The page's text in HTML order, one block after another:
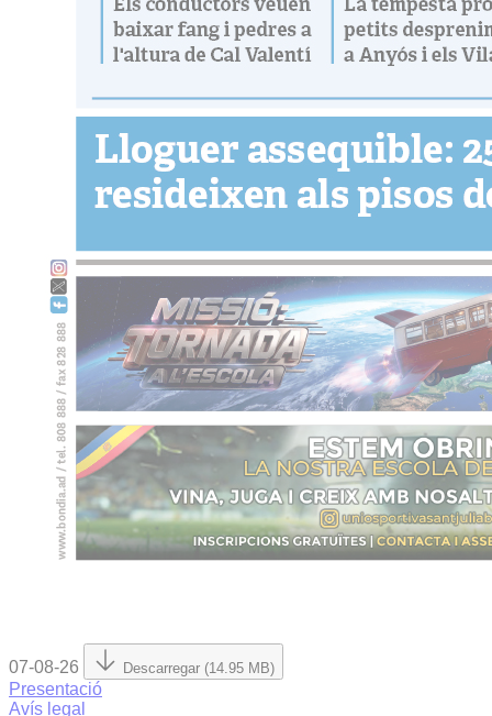
07-08-26 Descarregar (14.95 MB)
Presentació
Avís legal